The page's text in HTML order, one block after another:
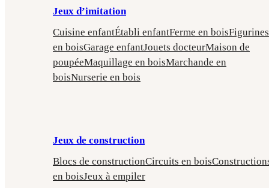
Jeux d’imitation
Cuisine enfantÉtabli enfantFerme en boisFigurines
en boisGarage enfantJouets docteurMaison de
poupéeMaquillage en boisMarchande en
boisNurserie en bois
Jeux de construction
Blocs de constructionCircuits en bois
en boisJeux à empiler